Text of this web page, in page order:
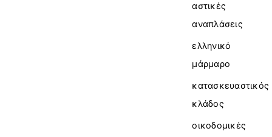
αστικές
αναπλάσεις
ελληνικό
μάρμαρο
κατασκευαστικός
κλάδος
οικοδομικές